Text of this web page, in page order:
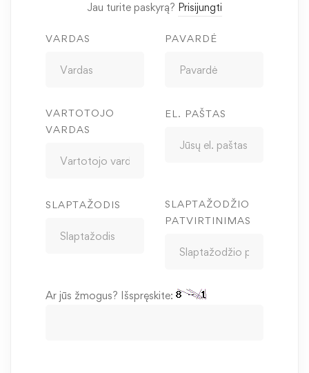
Jau turite paskyrą? Prisijungti
VARDAS PAVARDĖ
VARTOTOJO
VARDAS
EL. PAŠTAS
SLAPTAŽODIS
SLAPTAŽODŽIO
PATVIRTINIMAS
Ar jūs žmogus? Išspręskite: